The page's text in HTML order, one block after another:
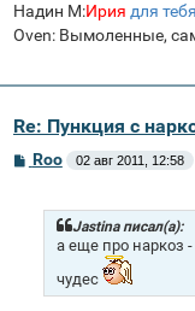
Надин М:Ирия для
Oven: Вымоленные,
Re: Пункция с
СRoo 02 авг 2011, 12:58
Jastina писал(а):
а еще про наркоз
чудес